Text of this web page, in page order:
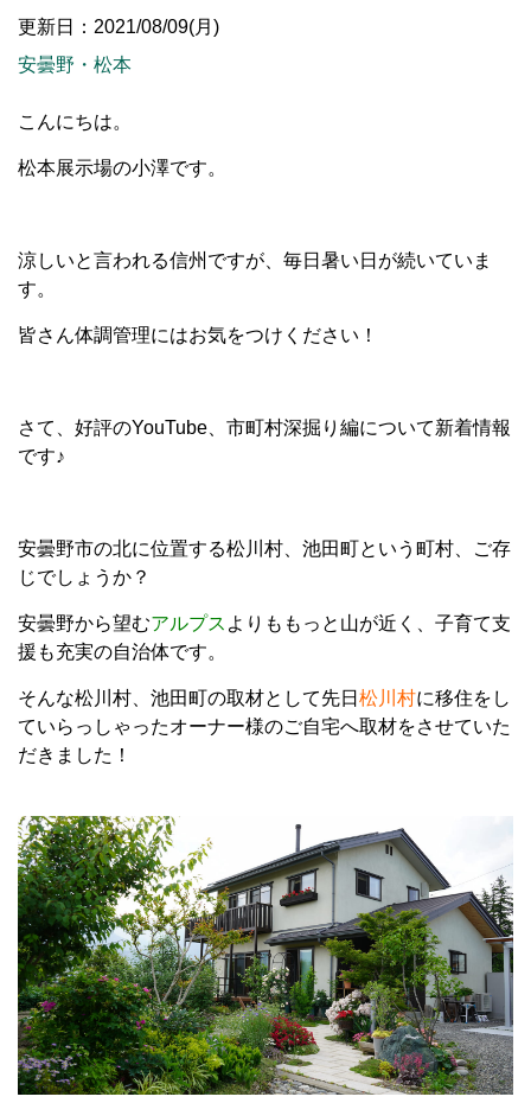
更新日：2021/08/09(月)
安曇野・松本
こんにちは。
松本展示場の小澤です。
涼しいと言われる信州ですが、毎日暑い日が続いていま
す。
皆さん体調管理にはお気をつけください！
さて、好評のYouTube、市町村深掘り編について新着情報
です♪
安曇野市の北に位置する松川村、池田町という町村、ご存
じでしょうか？
安曇野から望むアルプス よりももっと山が近く、子育て支
援も充実の自治体です。
そんな松川村、池田町の取材として先日 松川村に移住をし
ていらっしゃったオーナー様のご自宅へ取材をさせていた
だきました！